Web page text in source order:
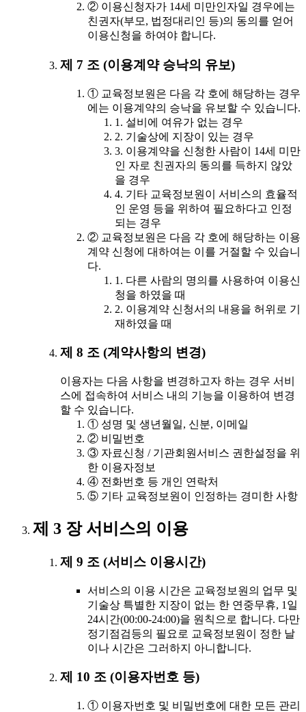
② 이용신청자가 14세 미만인자일 경우에는
친권자(부모, 법정대리인 등)의 동의를 얻어
이용신청을 하여야 합니다.
제 7 조 (이용계약 승낙의 유보)
① 교육정보원은 다음 각 호에 해당하는 경우
에는 이용계약의 승낙을 유보할 수 있습니다.
1. 설비에 여유가 없는 경우
2. 기술상에 지장이 있는 경우
3. 이용계약을 신청한 사람이 14세 미만
인 자로 친권자의 동의를 득하지 않았
을 경우
4. 기타 교육정보원이 서비스의 효율적
인 운영 등을 위하여 필요하다고 인정
되는 경우
② 교육정보원은 다음 각 호에 해당하는 이용
계약 신청에 대하여는 이를 거절할 수 있습니
다.
1. 다른 사람의 명의를 사용하여 이용신
청을 하였을 때
2. 이용계약 신청서의 내용을 허위로 기
재하였을 때
제 8 조 (계약사항의 변경)
이용자는 다음 사항을 변경하고자 하는 경우 서비
스에 접속하여 서비스 내의 기능을 이용하여 변경
할 수 있습니다.
① 성명 및 생년월일, 신분, 이메일
② 비밀번호
③ 자료신청 / 기관회원서비스 권한설정을 위
한 이용자정보
④ 전화번호 등 개인 연락처
⑤ 기타 교육정보원이 인정하는 경미한 사항
제 3 장 서비스의 이용
제 9 조 (서비스 이용시간)
서비스의 이용 시간은 교육정보원의 업무 및
기술상 특별한 지장이 없는 한 연중무휴, 1일
24시간(00:00-24:00)을 원칙으로 합니다. 다만
정기점검등의 필요로 교육정보원이 정한 날
이나 시간은 그러하지 아니합니다.
제 10 조 (이용자번호 등)
① 이용자번호 및 비밀번호에 대한 모든 관리